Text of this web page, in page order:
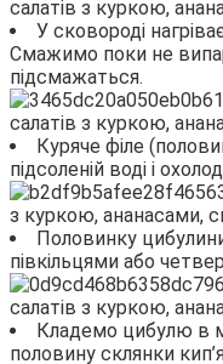
У сковороді
Смажимо поки не
підсмажаться.
Куряче філе
підсоленій воді і
Половинку
півкільцями або
Кладемо цибулю в
половину склянки